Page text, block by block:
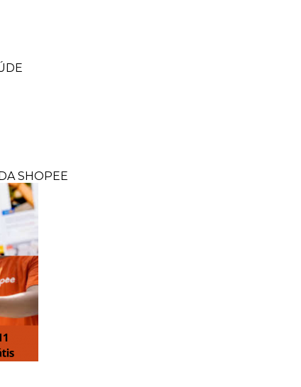
SHOPEE